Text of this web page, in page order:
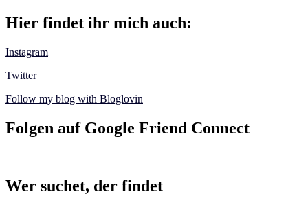
Hier findet ihr mich auch:
Instagram
Twitter
Follow my blog with Bloglovin
Folgen auf Google Friend Connect
Wer suchet, der findet